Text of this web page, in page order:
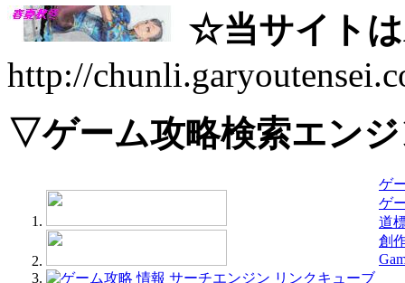
☆当サイト
http://
▽ゲーム攻略検索エン
ゲ
ゲ
道
創